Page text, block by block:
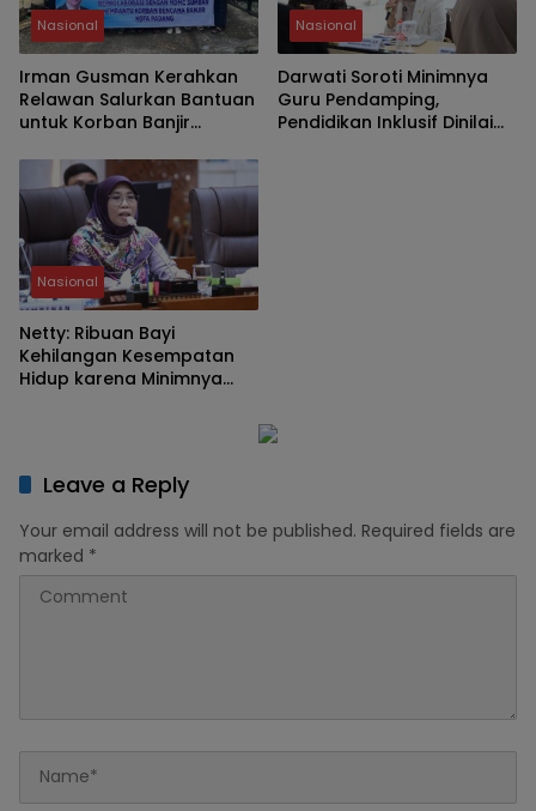
Nasional
Irman Gusman Kerahkan
Relawan Salurkan Bantuan
untuk Korban Banjir
Nasional
Darwati Soroti Minimnya
Guru Pendamping,
Pendidikan Inklusif Dinilai
Nasional
Netty: Ribuan Bayi
Kehilangan Kesempatan
Hidup karena Minimnya
Leave a Reply
Your email address will not be published. Required fields are
marked *